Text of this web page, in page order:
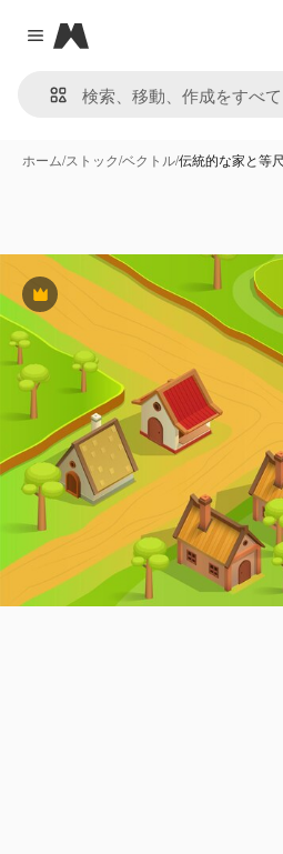
Close menu
Magnific
ホーム/ストック/ベクトル/伝統的な家と等
Premium